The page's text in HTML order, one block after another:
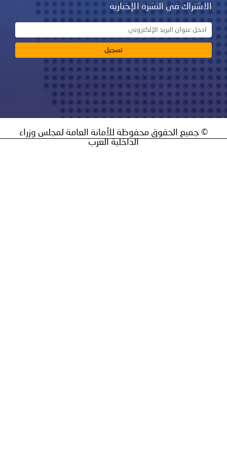
في النشرة الإخبارية
الحقوق محفوظة للأمانة العامة لمجلس وزراء
الداخلية العرب